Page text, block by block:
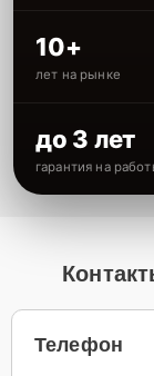
10+
лет на рынке
до 3 лет
гарантия на
Телефон